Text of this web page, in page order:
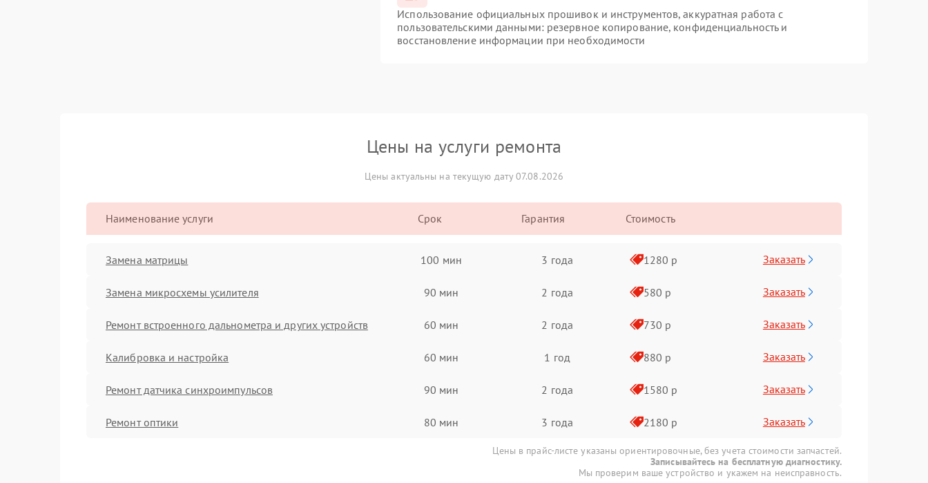
Использование официальных прошивок и инструментов, аккуратная работа с
пользовательскими данными: резервное копирование, конфиденциальность и
восстановление информации при необходимости
Цены на услуги ремонта
Цены актуальны на текущую дату 07.08.2026
Наименование услуги Срок Гарантия Стоимость
Замена матрицы 100 мин 3 года 1280 р Заказать
Замена микросхемы усилителя 90 мин 2 года 580 р Заказать
Ремонт встроенного дальнометра и других устройств 60 мин 2 года 730 р Заказать
Калибровка и настройка 60 мин 1 год 880 р Заказать
Ремонт датчика синхроимпульсов 90 мин 2 года 1580 р Заказать
Ремонт оптики 80 мин 3 года 2180 р Заказать
Цены в прайс-листе указаны ориентировочные, без учета стоимости запчастей.
Записывайтесь на бесплатную диагностику.
Мы проверим ваше устройство и укажем на неисправность.